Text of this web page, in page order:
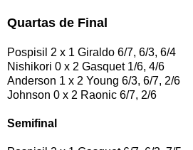
Quartas de Final
Pospisil 2 x 1 Giraldo 6/7, 6/3, 6/4
Nishikori 0 x 2 Gasquet 1/6, 4/6
Anderson 1 x 2 Young 6/3, 6/7, 2/6
Johnson 0 x 2 Raonic 6/7, 2/6
Semifinal